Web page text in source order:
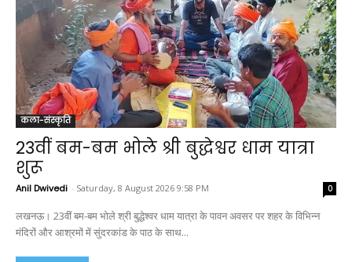
कला-संस्कृति
23वीं बम-बम भोले श्री बुद्धेश्वर धाम यात्रा
शुरू
Anil Dwivedi - Saturday, 8 August 2026 9:58 PM 0
लखनऊ। 23वीं बम-बम भोले श्री बुद्धेश्वर धाम यात्रा के पावन अवसर पर शहर के विभिन्न
मंदिरों और आश्रमों में सुंदरकांड के पाठ के साथ...